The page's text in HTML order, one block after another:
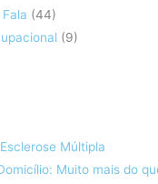
(44)
(9)
Múltipla
Muito mais do